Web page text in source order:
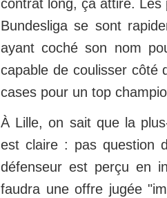
contrat long, ça attire.
Bundesliga se sont
ayant coché son nom
capable de coulisser côté
cases pour un top
À Lille, on sait que la
est claire : pas question
défenseur est perçu en
faudra une offre jugée